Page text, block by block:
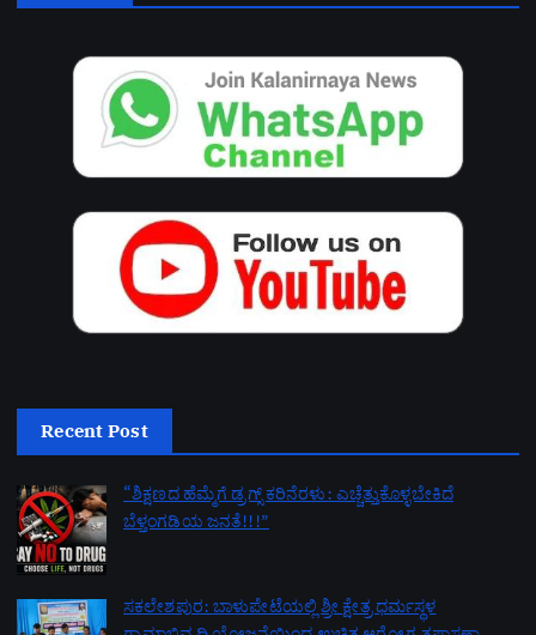
Recent Post
“ಶಿಕ್ಷಣದ ಹೆಮ್ಮೆಗೆ ಡ್ರಗ್ಸ್ ಕರಿನೆರಳು: ಎಚ್ಚೆತ್ತುಕೊಳ್ಳಬೇಕಿದೆ
ಬೆಳ್ತಂಗಡಿಯ ಜನತೆ!!!”
ಸಕಲೇಶಪುರ: ಬಾಳುಪೇಟೆಯಲ್ಲಿ ಶ್ರೀ ಕ್ಷೇತ್ರ ಧರ್ಮಸ್ಥಳ